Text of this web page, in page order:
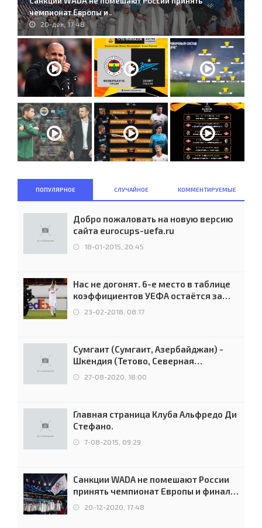
чемпионат Европы и..
20-дек, 17:48
ПОПУЛЯРНОЕ СЛУЧАЙНОЕ КОММЕНТИРУЕМЫЕ
Добро пожаловать на новую версию
сайта eurocups-uefa.ru
18-01-2015, 20:45
Нас не догонят. 6-е место в таблице
коэффициентов УЕФА остаётся за
Россией
23-02-2018, 08:17
Сумгаит (Сумгаит, Азербайджан) -
Шкендия (Тетово, Северная
Македония) - 0:2 (0:0)
27-08-2020, 18:00
Главная страница Клуба Альфредо Ди
Стефано.
7-08-2015, 09:29
Санкции WADA не помешают России
принять чемпионат Европы и финал
Лиги чемпионов.
20-12-2020, 17:48